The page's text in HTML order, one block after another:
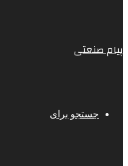
پیام صنعتی
جستجو برای